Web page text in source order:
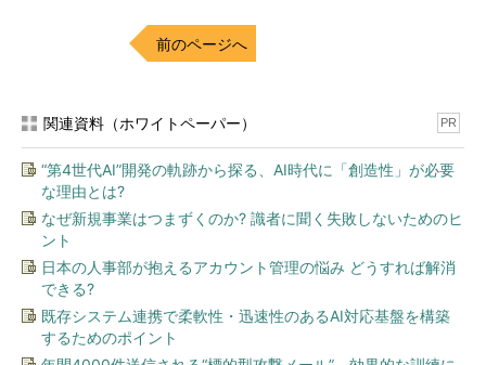
で紹介した「加法準同型暗号」を組み合わせた検索
です。
そして2014年にはそのシステムを応用し、「相関ルール分
析」が可能な方式も提案しています（
分析を用いると、顧客の購買履歴の中から、「商品Aを購入した
人は商品Bも購入することが多い」といった相関ルールを暗号化
したまま計算することができます。
2013年には、三菱電機が公開鍵暗号ベースの秘匿検索基盤ソ
フトウエアを開発しています（
前のページへ
関連資料（ホワイトペーパー） PR
“第4世代AI”開発の軌跡から探る、AI時代に「創造性」が必要
な理由とは?
なぜ新規事業はつまずくのか? 識者に聞く失敗しないためのヒ
ント
日本の人事部が抱えるアカウント管理の悩み どうすれば解消
できる?
既存システム連携で柔軟性・迅速性のあるAI対応基盤を構築
するためのポイント